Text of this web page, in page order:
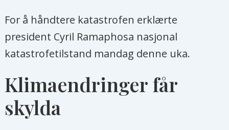
For å håndtere katastrofen erklærte
president Cyril Ramaphosa nasjonal
katastrofetilstand mandag denne uka.
Klimaendringer får
skylda